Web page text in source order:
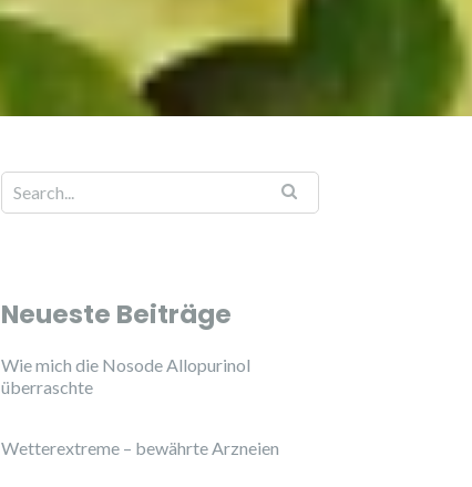
Neueste Beiträge
Wie mich die Nosode Allopurinol
überraschte
Wetterextreme – bewährte Arzneien